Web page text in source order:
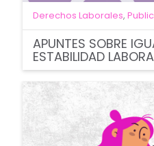
Derechos Laborales,
APUNTES SOBRE
ESTABILIDAD